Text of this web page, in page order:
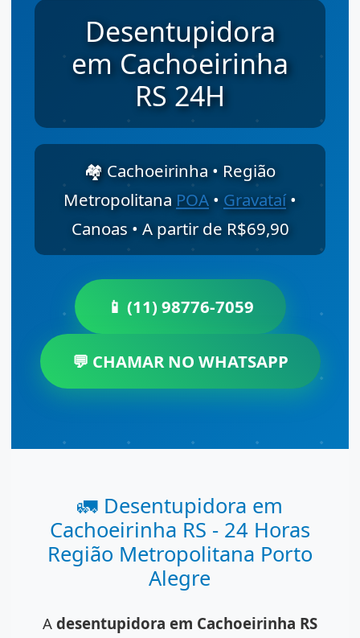
Desentupidora
em Cachoeirinha
RS 24H
🏘️ Cachoeirinha • Região
Metropolitana POA • Gravataí•
Canoas • A partir de R$69,90
📱 (11) 98776-7059
💬 CHAMAR NO WHATSAPP
🚛 Desentupidora em
Cachoeirinha RS - 24 Horas
Região Metropolitana Porto
Alegre
A desentupidora em Cachoeirinha RS